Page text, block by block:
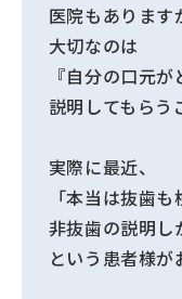
医院もあります
大切なのは
『自分の口元
説明してもらう
実際に最近、
「本当は抜歯
非抜歯の説明し
という患者様が